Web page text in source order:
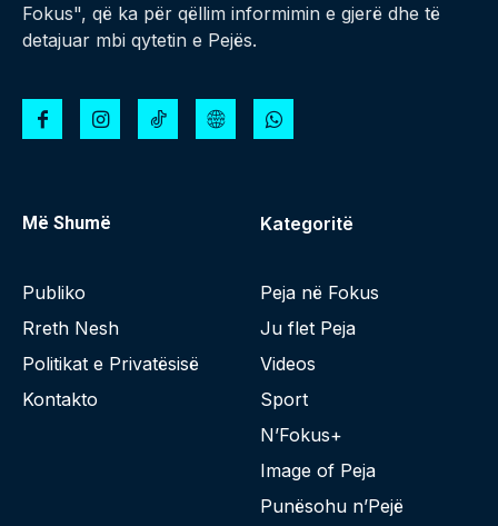
Fokus", që ka për qëllim informimin e gjerë dhe të
detajuar mbi qytetin e Pejës.
Më Shumë
Publiko
Rreth Nesh
Politikat e Privatësisë
Kontakto
Kategoritë
Peja në Fokus
Ju flet Peja
Videos
Sport
N’Fokus+
Image of Peja
Punësohu n’Pejë